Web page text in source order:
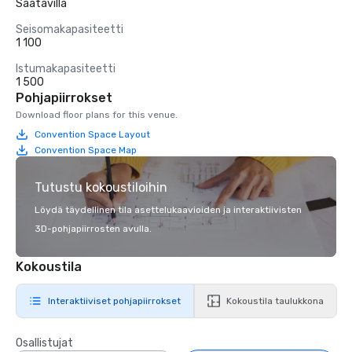
Saatavilla
Seisomakapasiteetti
1 100
Istumakapasiteetti
1 500
Pohjapiirrokset
Download floor plans for this venue.
Convention Space Layout
Convention Space Map
Tutustu kokoustiloihin
Löydä täydellinen tila asettelukaavioiden ja interaktiivisten
3D-pohjapiirrosten avulla.
Kokoustila
Interaktiiviset pohjapiirrokset Kokoustila taulukkona
Osallistujat